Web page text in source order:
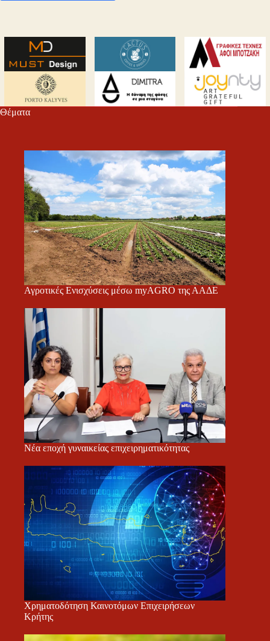
Θέματα
Αγροτικές Ενισχύσεις μέσω myAGRO της ΑΑΔΕ
Νέα εποχή γυναικείας επιχειρηματικότητας
Χρηματοδότηση Καινοτόμων Επιχειρήσεων
Κρήτης